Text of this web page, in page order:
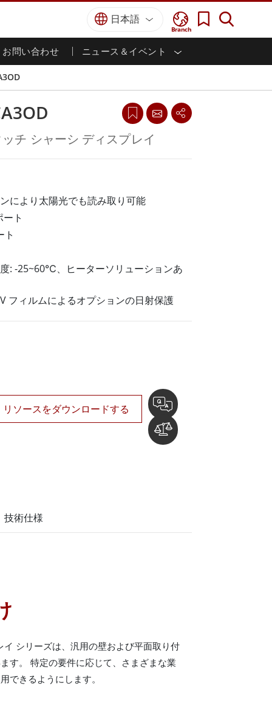
Branch
日本語
お問い合わせ ニュース＆イベント
防衛頑丈なノートパソコン
防衛超堅牢タブレット
防衛パネルPC
防衛ディスプレイ / NVIS ディスプレイ
防衛サーバー
船舶用組込みコンピュータ
ステンレス鋼グレード
ステンレスパネルPC
海洋
防衛
インテリジェントロボットシス
テム
認証／コンプライアンス
チ シャーシ ディスプレイ
により太陽光でも読み取り可能
ト
ト
: -25~60℃、ヒーターソリューションあ
フィルムによるオプションの日射保護
リソースをダウンロードする
技術仕様
シリーズは、汎用の壁および平面取り付
す。 特定の要件に応じて、さまざまな業
できるようにします。